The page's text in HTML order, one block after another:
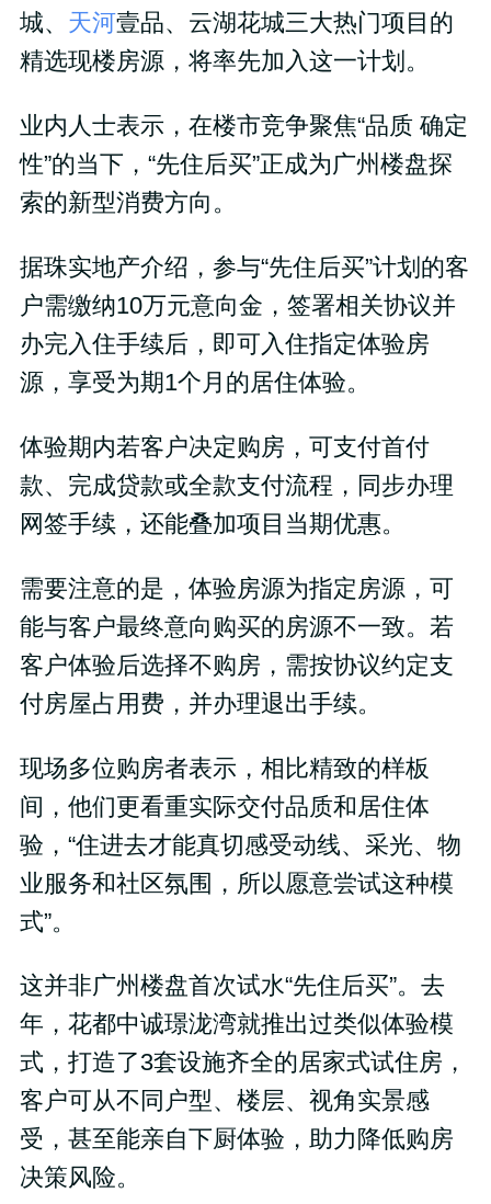
城、 天河壹品、云湖花城三大热门项目的
精选现楼房源，将率先加入这一计划。
业内人士表示，在楼市竞争聚焦“品质 确定
性”的当下，“先住后买”正成为广州楼盘探
索的新型消费方向。
据珠实地产介绍，参与“先住后买”计划的客
户需缴纳10万元意向金，签署相关协议并
办完入住手续后，即可入住指定体验房
源，享受为期1个月的居住体验。
体验期内若客户决定购房，可支付首付
款、完成贷款或全款支付流程，同步办理
网签手续，还能叠加项目当期优惠。
需要注意的是，体验房源为指定房源，可
能与客户最终意向购买的房源不一致。若
客户体验后选择不购房，需按协议约定支
付房屋占用费，并办理退出手续。
现场多位购房者表示，相比精致的样板
间，他们更看重实际交付品质和居住体
验，“住进去才能真切感受动线、采光、物
业服务和社区氛围，所以愿意尝试这种模
式”。
这并非广州楼盘首次试水“先住后买”。去
年，花都中诚璟泷湾就推出过类似体验模
式，打造了3套设施齐全的居家式试住房，
客户可从不同户型、楼层、视角实景感
受，甚至能亲自下厨体验，助力降低购房
决策风险。